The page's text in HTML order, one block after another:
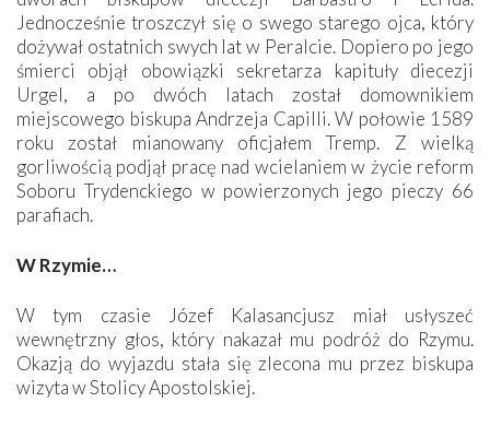
Jednocześnie troszczył się o swego starego ojca, który
dożywał ostatnich swych lat w Peralcie. Dopiero po jego
śmierci objął obowiązki sekretarza kapituły diecezji
Urgel, a po dwóch latach został domownikiem
miejscowego biskupa Andrzeja Capilli. W połowie 1589
roku został mianowany oficjałem Tremp. Z wielką
gorliwością podjął pracę nad wcielaniem w życie reform
Soboru Trydenckiego w powierzonych jego pieczy 66
parafiach.
W Rzymie…
W tym czasie Józef Kalasancjusz miał usłyszeć
wewnętrzny głos, który nakazał mu podróż do Rzymu.
Okazją do wyjazdu stała się zlecona mu przez biskupa
wizyta w Stolicy Apostolskiej.